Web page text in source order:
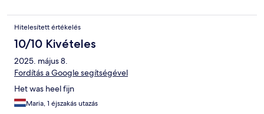
Hitelesített értékelés
10/10 Kivételes
2025. május 8.
Fordítás a Google segítségével
Het was heel fijn
Maria, 1 éjszakás utazás